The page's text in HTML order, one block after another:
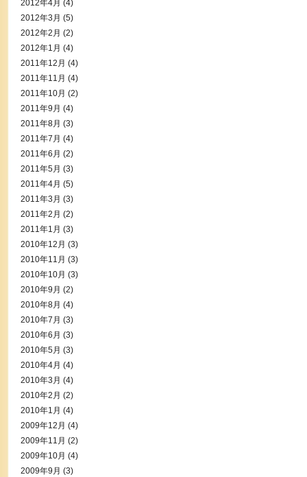
2012年4月 (4)
2012年3月 (5)
2012年2月 (2)
2012年1月 (4)
2011年12月 (4)
2011年11月 (4)
2011年10月 (2)
2011年9月 (4)
2011年8月 (3)
2011年7月 (4)
2011年6月 (2)
2011年5月 (3)
2011年4月 (5)
2011年3月 (3)
2011年2月 (2)
2011年1月 (3)
2010年12月 (3)
2010年11月 (3)
2010年10月 (3)
2010年9月 (2)
2010年8月 (4)
2010年7月 (3)
2010年6月 (3)
2010年5月 (3)
2010年4月 (4)
2010年3月 (4)
2010年2月 (2)
2010年1月 (4)
2009年12月 (4)
2009年11月 (2)
2009年10月 (4)
2009年9月 (3)